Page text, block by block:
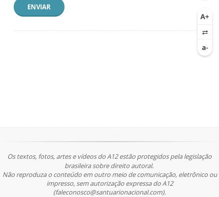
ENVIAR
Os textos, fotos, artes e vídeos do A12 estão protegidos pela legislação
brasileira sobre direito autoral.
Não reproduza o conteúdo em outro meio de comunicação, eletrônico ou
impresso, sem autorização expressa do A12
(faleconosco@santuarionacional.com).